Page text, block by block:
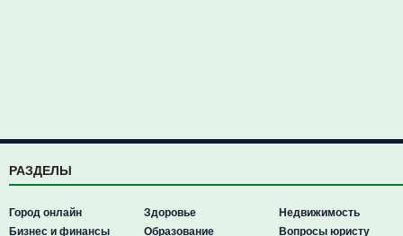
РАЗДЕЛЫ
Город онлайн
Бизнес и финансы
Здоровье
Образование
Недвижимость
Вопросы юристу